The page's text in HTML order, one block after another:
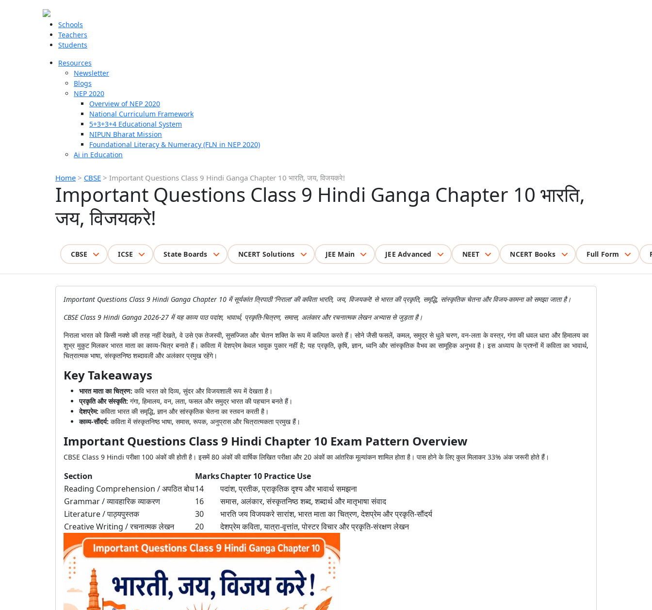
Schools
Teachers
Students
Resources
Newsletter
Blogs
NEP 2020
Overview of NEP 2020
National Curriculum Framework
5+3+3+4 Educational System
NIPUN Bharat Mission
Foundational Literacy & Numeracy (FLN in NEP 2020)
Ai in Education
Home > CBSE > Important Questions Class 9 Hindi Ganga Chapter 10 भारति, जय, विजयकरे!
Important Questions Class 9 Hindi Ganga Chapter 10 भारति,
जय, विजयकरे!
CBSE ICSE State Boards NCERT Solutions JEE Main JEE Advanced NEET NCERT Books Full Form
Important Questions Class 9 Hindi Ganga Chapter 10 में सूर्यकांत त्रिपाठी ‘निराला’ की कविता भारति, जय, विजयकरे! से भारत की प्रकृति, समृद्धि, सांस्कृतिक चेतना और विजय-कामना को समझा जाता है।
CBSE Class 9 Hindi Ganga 2026-27 में यह काव्य पाठ पदांश, भावार्थ, प्रकृति-चित्रण, समास, अलंकार और रचनात्मक लेखन अभ्यास से जुड़ता है।
निराला भारत को किसी नक्शे की तरह नहीं देखते, वे उसे एक तेजस्वी, सुसज्जित और चेतन शक्ति के रूप में कल्पित करते हैं। सोने जैसी फसलें, कमल, समुद्र से धुले चरण, वन-लता के वस्त्र, गंगा की धवल धारा और हिमालय का
शुभ्र मुकुट मिलकर भारत माता का काव्य-चित्र बनाते हैं। कविता में देशप्रेम केवल भावुक पुकार नहीं है; यह प्रकृति, कृषि, ज्ञान, ध्वनि और सांस्कृतिक वैभव का सामूहिक अनुभव है। इस अध्याय के प्रश्नों में कविता का भावार्थ,
चित्रात्मक भाषा, संस्कृतनिष्ठ शब्दावली और अलंकार प्रमुख रहेंगे।
Key Takeaways
भारत माता का चित्रण: कवि भारत को दिव्य, सुंदर और विजयशाली रूप में देखता है।
प्रकृति और संस्कृति: गंगा, हिमालय, वन, लता, फसल और समुद्र भारत की पहचान बनते हैं।
देशप्रेम: कविता भारत की समृद्धि, ज्ञान और सांस्कृतिक चेतना का स्तवन करती है।
काव्य-सौंदर्य: कविता में संस्कृतनिष्ठ भाषा, समास, रूपक, अनुप्रास और चित्रात्मकता प्रमुख हैं।
Important Questions Class 9 Hindi Chapter 10 Exam Pattern Overview
CBSE Class 9 Hindi परीक्षा 100 अंकों की होती है। इसमें 80 अंकों की वार्षिक लिखित परीक्षा और 20 अंकों का आंतरिक मूल्यांकन शामिल होता है। पास होने के लिए कुल मिलाकर 33% अंक जरूरी होते हैं।
Section MarksChapter 10 Practice Use
Reading Comprehension / अपठित बोध14
पदांश, प्रतीक, प्राकृतिक दृश्य और भावार्थ समझना
Grammar / व्यावहारिक व्याकरण
16
समास, अलंकार, संस्कृतनिष्ठ शब्द, शब्दार्थ और मातृभाषा संवाद
Literature / पाठ्यपुस्तक
30
भारति जय विजयकरे सारांश, भारत माता का चित्रण, देशप्रेम और प्रकृति-सौंदर्य
Creative Writing / रचनात्मक लेखन
20 देशप्रेम कविता, यात्रा-वृत्तांत, पोस्टर विचार और प्रकृति-संरक्षण लेखन